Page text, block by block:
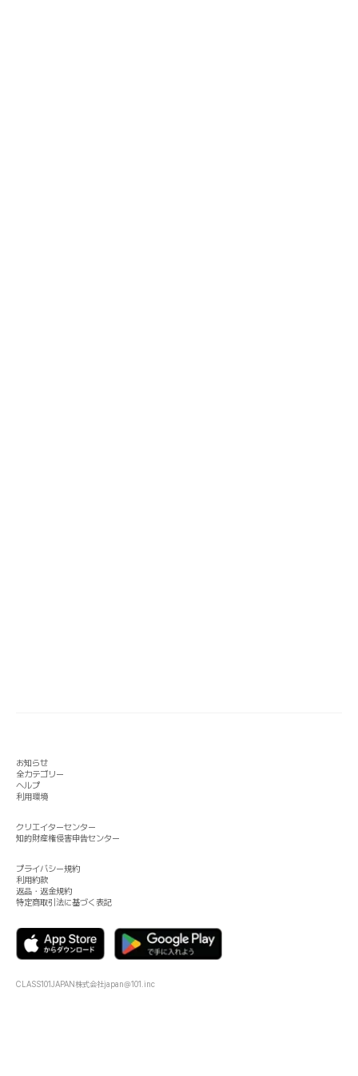
お知らせ
全カテゴリー
ヘルプ
利用環境
クリエイターセンター
知的財産権侵害申告センター
プライバシー規約
利用約款
返品・返金規約
特定商取引法に基づく表記
CLASS101JAPAN株式会社japan@101.inc